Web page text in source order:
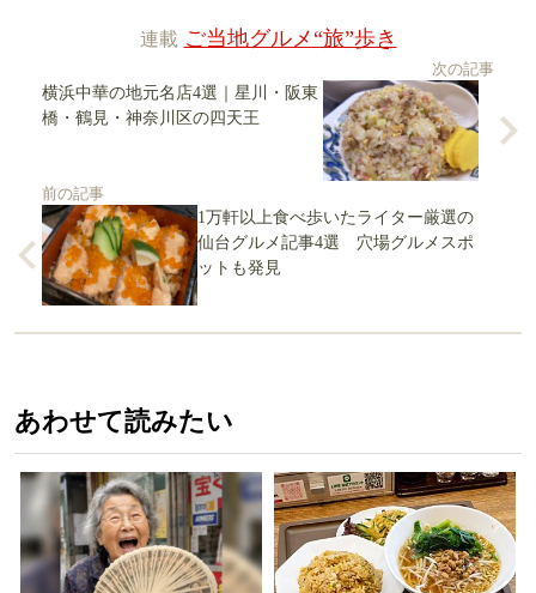
連載 ご当地グルメ“旅”歩き
次の記事
横浜中華の地元名店4選｜星川・阪東
橋・鶴見・神奈川区の四天王
前の記事
1万軒以上食べ歩いたライター厳選の
仙台グルメ記事4選 穴場グルメスポ
ットも発見
あわせて読みたい